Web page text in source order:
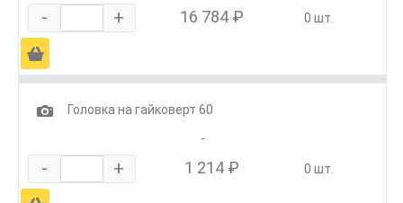
- + 16 784 ₽ 0 шт.
Ä
1
Головка на гайковерт 60
-
- + 1 214 ₽ 0 шт.